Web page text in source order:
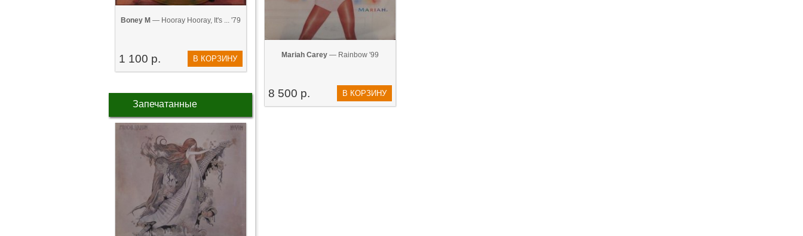
Boney M — Hooray Hooray, It's ... '79
1 100 р. В КОРЗИНУ
Запечатанные
Mariah Carey — Rainbow '99
8 500 р. В КОРЗИНУ